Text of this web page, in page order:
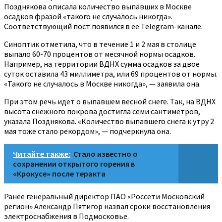
Позднякова описала количество выпавших в Москве
осадков фразой «такого не случалось никогда».
Соответствующий пост появился в ее Telegram-канале.
Синоптик отметила, что в течение 1 и 2 мая в столице
выпало 60-70 процентов от месячной нормы осадков.
Например, на территории ВДНХ сумма осадков за двое
суток оставила 43 миллиметра, или 69 процентов от нормы.
«Такого не случалось в Москве никогда», — заявила она.
При этом речь идет о выпавшем весной снеге. Так, на ВДНХ
высота снежного покрова достигла семи сантиметров,
указала Позднякова. «Количество выпавшего снега к утру 2
мая тоже стало рекордом», — подчеркнула она.
Читайте также: Стало известно о
сохранении открытого горения в
«Крокусе» после теракта
Ранее генеральный директор ПАО «Россети Московский
регион» Александр Пятигор назвал сроки восстановления
электроснабжения в Подмосковье.